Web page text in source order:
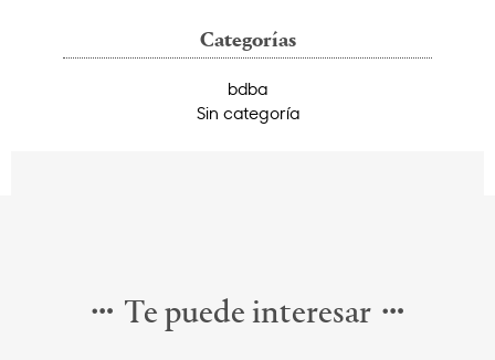
Categorías
bdba
Sin categoría
Te puede interesar